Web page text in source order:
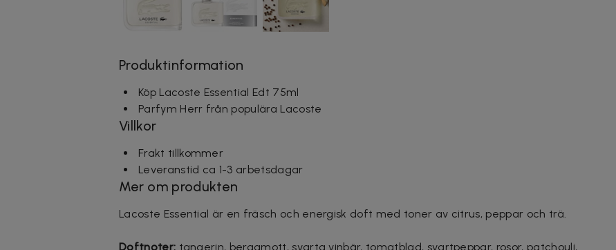
Produktinformation
Köp Lacoste Essential Edt 75ml
Parfym Herr från populära Lacoste
Villkor
Frakt tillkommer
Leveranstid ca 1-3 arbetsdagar
Mer om produkten
Lacoste Essential är en fräsch och energisk doft med toner av citrus, peppar och trä.
Doftnoter: tangerin, bergamott, svarta vinbär, tomatblad, svartpeppar, rosor, patchouli,